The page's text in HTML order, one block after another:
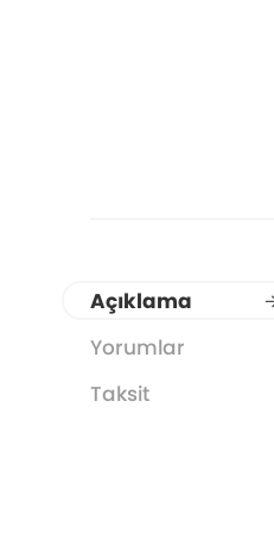
Açıklama
Yorumlar
Taksit